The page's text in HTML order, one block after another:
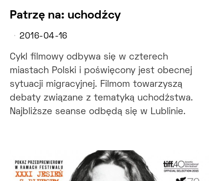
Patrzę na: uchodźcy
2016-04-16
Cykl filmowy odbywa się w czterech
miastach Polski i poświęcony jest obecnej
sytuacji migracyjnej. Filmom towarzyszą
debaty związane z tematyką uchodźstwa.
Najbliższe seanse odbędą się w Lublinie.